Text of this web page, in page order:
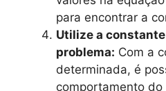
para encontrar a
Utilize a
problema: Com a
determinada, é
comportamento